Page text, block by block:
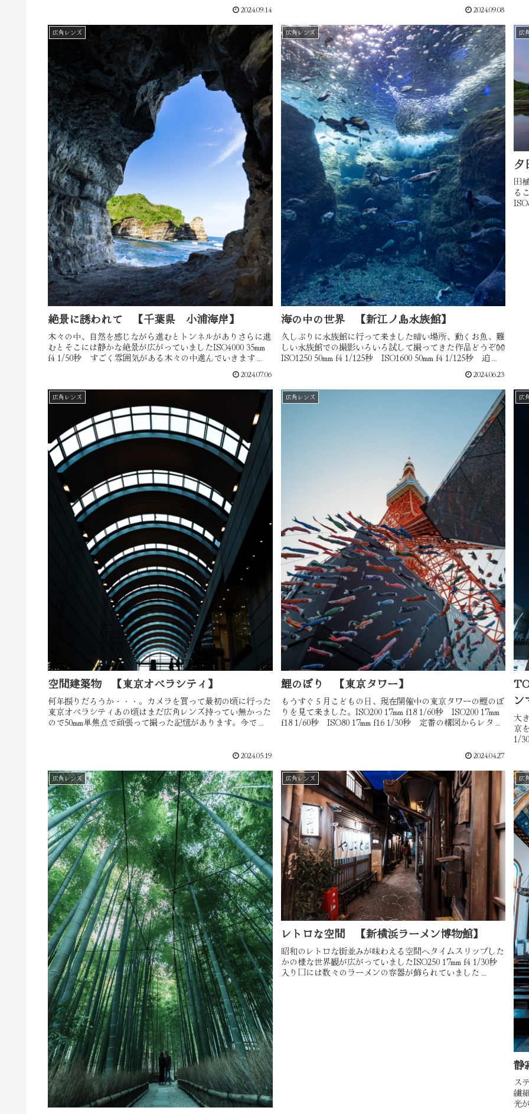
2024.09.14 2024.09.08
広角レンズ
絶景に誘われて 【千葉県 小浦海岸】
木々の中、自然を感じながら進むとトンネルがありさらに進
むとそこには静かな絶景が広がっていましたISO4000 35mm
f4 1/50秒 すごく雰囲気がある木々の中進んでいきます
2024.07.06
広角レンズ
海の中の世界 【新江ノ島水族館】
久しぶりに水族館に行って来ました暗い場所、動くお魚、難
しい水族館での撮影いろいろ試して撮ってきた作品どうぞ👐
ISO1250 50mm f4 1/125秒 ISO1600 50mm f4 1/125秒 迫力
2024.06.23
広
夕
田
る
広角レンズ
空間建築物 【東京オペラシティ】
何年振りだろうか・・・。カメラを買って最初の頃に行った
東京オペラシティあの頃はまだ広角レンズ持ってい無かった
ので50mm単焦点で頑張って撮った記憶があります。今では
2024.05.19
広角レンズ
鯉のぼり 【東京タワー】
もうすぐ５月こどもの日、現在開催中の東京タワーの鯉のぼ
りを見て来ました。ISO200 17mm f18 1/60秒 ISO200 17mm
f18 1/60秒 ISO80 17mm f16 1/30秒 定番の構図からレタッ
2024.04.27
広
ン
大
京
1/
広角レンズ 広角レンズ
レトロな空間 【新横浜ラーメン博物館】
昭和のレトロな街並みが味わえる空間へタイムスリップした
かの様な世界観が広がっていましたISO250 17mm f4 1/30秒
入り口には数々のラーメンの容器が飾られていました
広
静
ス
繊
光